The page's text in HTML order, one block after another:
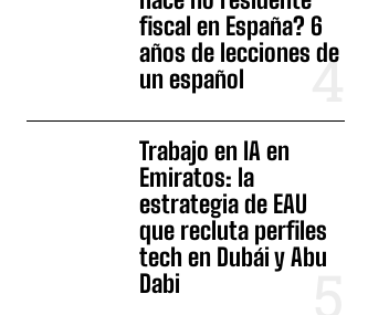
fiscal en España? 6
años de lecciones de
un español
Trabajo en IA en
Emiratos: la
estrategia de EAU
que recluta perfiles
tech en Dubái y Abu
Dabi